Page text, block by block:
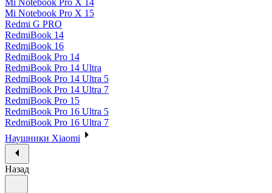
Mi Notebook Pro X 14
Mi Notebook Pro X 15
Redmi G PRO
RedmiBook 14
RedmiBook 16
RedmiBook Pro 14
RedmiBook Pro 14 Ultra
RedmiBook Pro 14 Ultra 5
RedmiBook Pro 14 Ultra 7
RedmiBook Pro 15
RedmiBook Pro 16 Ultra 5
RedmiBook Pro 16 Ultra 7
Наушники Xiaomi
Назад